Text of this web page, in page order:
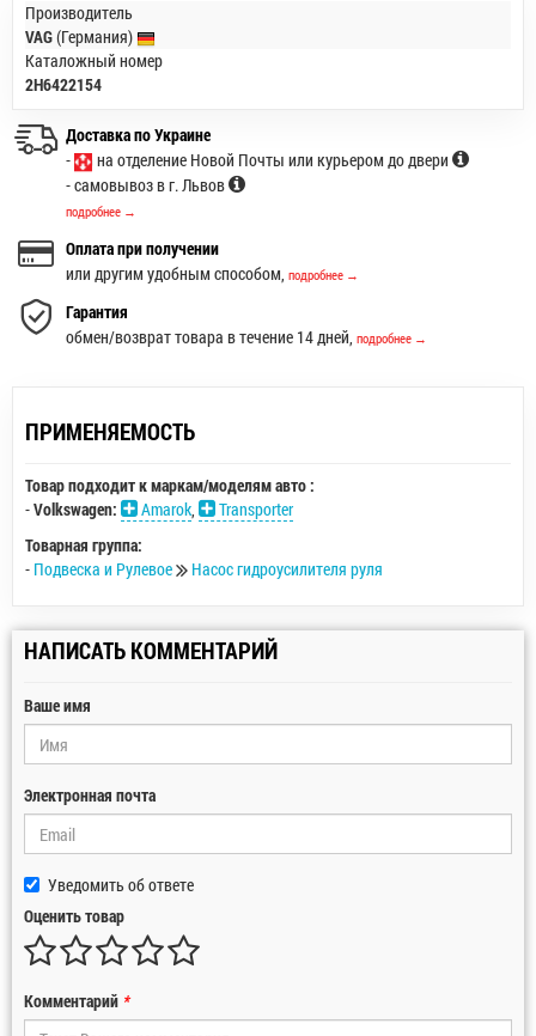
Производитель
VAG(Германия)
Каталожный номер
2H6422154
Доставка по Украине
-
на отделение Новой Почты или курьером до двери
- самовывоз в г. Львов
подробнее →
Оплата при получении
или другим удобным способом, подробнее →
Гарантия
обмен/возврат товара в течение 14 дней, подробнее →
ПРИМЕНЯЕМОСТЬ
Товар подходит к маркам/моделям авто :
-Volkswagen: Amarok,
Transporter
Товарная группа:
- Подвеска и Рулевое Насос гидроусилителя руля
НАПИСАТЬ КОММЕНТАРИЙ
Ваше имя
Электронная почта
Уведомить об ответе
Оценить товар
Комментарий *